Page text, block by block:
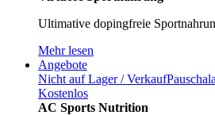
Ultimative dopingfreie
Mehr lesen
Angebote
Nicht auf Lager / Verkauf
Kostenlos
AC Sports Nutrition